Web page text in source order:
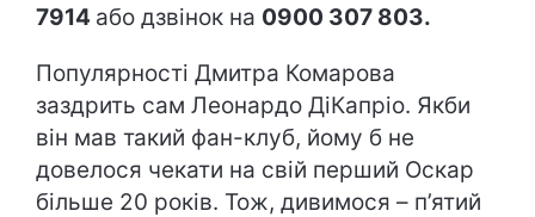
7914 або дзвінок на 0900 307 803.
Популярності Дмитра Комарова
заздрить сам Леонардо ДіКапріо. Якби
він мав такий фан-клуб, йому б не
довелося чекати на свій перший Оскар
більше 20 років. Тож, дивимося – п’ятий